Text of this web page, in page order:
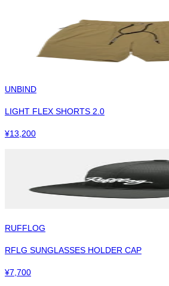
UNBIND
LIGHT FLEX SHORTS 2.0
¥13,200
RUFFLOG
RFLG SUNGLASSES HOLDER CAP
¥7,700